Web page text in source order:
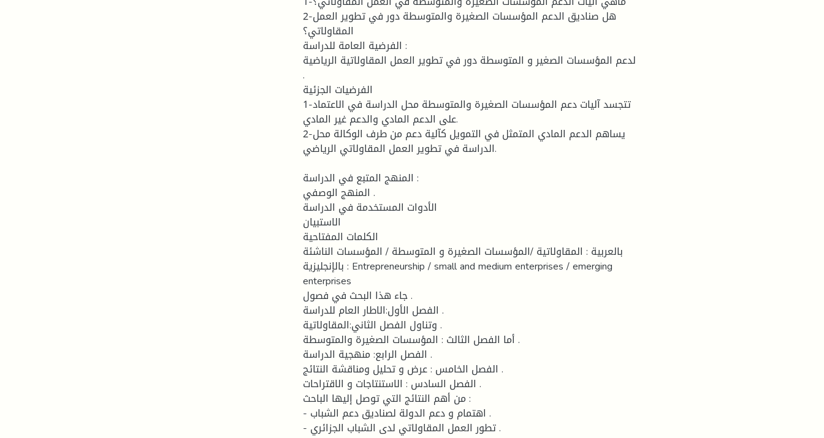
2-هل صناديق الدعم المؤسسات الصغيرة والمتوسطة دور في تطوير العمل
المقاولاتي؟
الفرضية العامة للدراسة :
لدعم المؤسسات الصغير و المتوسطة دور في تطوير العمل المقاولاتية الرياضية
.
الفرضيات الجزئية
1-تتجسد آليات دعم المؤسسات الصغيرة والمتوسطة محل الدراسة في الاعتماد
على الدعم المادي والدعم غير المادي.
2-يساهم الدعم المادي المتمثل في التمويل كآلية دعم من طرف الوكالة محل
الدراسة في تطوير العمل المقاولاتي الرياضي.
المنهج المتبع في الدراسة :
المنهج الوصفي .
الأدوات المستخدمة في الدراسة
الاستبيان
الكلمات المفتاحية
بالعربية : المقاولاتية /المؤسسات الصغيرة و المتوسطة / المؤسسات الناشئة
بالإنجليزية : Entrepreneurship / small and medium enterprises / emerging
enterprises
جاء هذا البحث في فصول .
الفصل الأول:الاطار العام للدراسة .
وتناول الفصل الثاني:المقاولاتية .
أما الفصل الثالث : المؤسسات الصغيرة والمتوسطة .
الفصل الرابع: منهجية الدراسة .
الفصل الخامس : عرض و تحليل ومناقشة النتائج .
الفصل السادس : الاستنتاجات و الاقتراحات .
من أهم النتائج التي توصل إليها الباحث :
- اهتمام و دعم الدولة لصناديق دعم الشباب .
- تطور العمل المقاولاتي لدى الشباب الجزائري .